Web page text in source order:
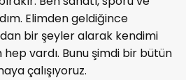
Elimden geldiğince
bir şeyler alarak kendimi
vardı. Bunu şimdi bir bütün
çalışıyoruz.